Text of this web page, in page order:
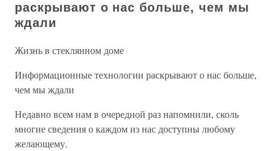
раскрывают о нас больше, чем мы
ждали
Жизнь в стеклянном доме
Информационные технологии раскрывают о нас больше,
чем мы ждали
Недавно всем нам в очередной раз напомнили, сколь
многие сведения о каждом из нас доступны любому
желающему.